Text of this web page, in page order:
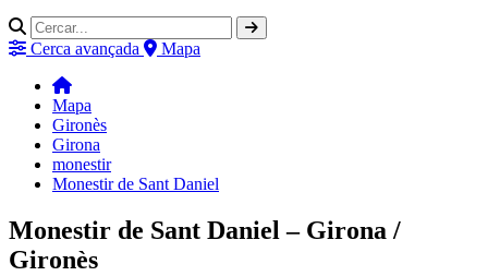
Cerca avançada Mapa
Mapa
Gironès
Girona
monestir
Monestir de Sant Daniel
Monestir de Sant Daniel – Girona /
Gironès